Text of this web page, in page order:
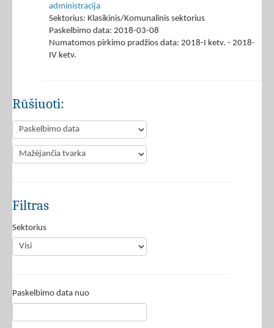
administracija
Sektorius: Klasikinis/Komunalinis sektorius
Paskelbimo data: 2018-03-08
Numatomos pirkimo pradžios data: 2018-I ketv. - 2018-
IV ketv.
Rūšiuoti:
Filtras
Sektorius
Paskelbimo data nuo